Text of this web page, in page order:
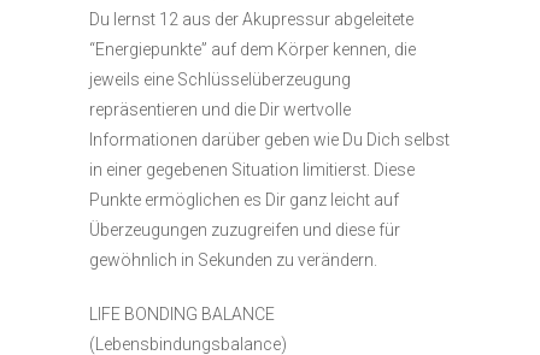
Du lernst 12 aus der Akupressur abgeleitete
“Energiepunkte” auf dem Körper kennen, die
jeweils eine Schlüsselüberzeugung
repräsentieren und die Dir wertvolle
Informationen darüber geben wie Du Dich selbst
in einer gegebenen Situation limitierst. Diese
Punkte ermöglichen es Dir ganz leicht auf
Überzeugungen zuzugreifen und diese für
gewöhnlich in Sekunden zu verändern.
LIFE BONDING BALANCE
(Lebensbindungsbalance)